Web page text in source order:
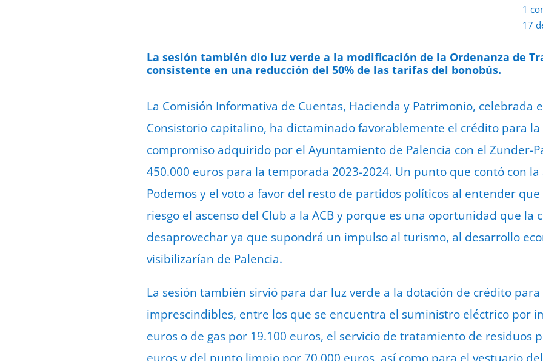
1
17
La sesión también dio luz verde a la modificación de la Ordenanza de
consistente en una reducción del 50% de las tarifas del bonobús.
La Comisión Informativa de Cuentas, Hacienda y Patrimonio, celebrada
Consistorio capitalino, ha dictaminado favorablemente el crédito para
compromiso adquirido por el Ayuntamiento de Palencia con el Zunder-
450.000 euros para la temporada 2023-2024. Un punto que contó con la
Podemos y el voto a favor del resto de partidos políticos al entender
riesgo el ascenso del Club a la ACB y porque es una oportunidad que la
desaprovechar ya que supondrá un impulso al turismo, al desarrollo
visibilizarían de Palencia.
La sesión también sirvió para dar luz verde a la dotación de crédito para
imprescindibles, entre los que se encuentra el suministro eléctrico por
euros o de gas por 19.100 euros, el servicio de tratamiento de residuos